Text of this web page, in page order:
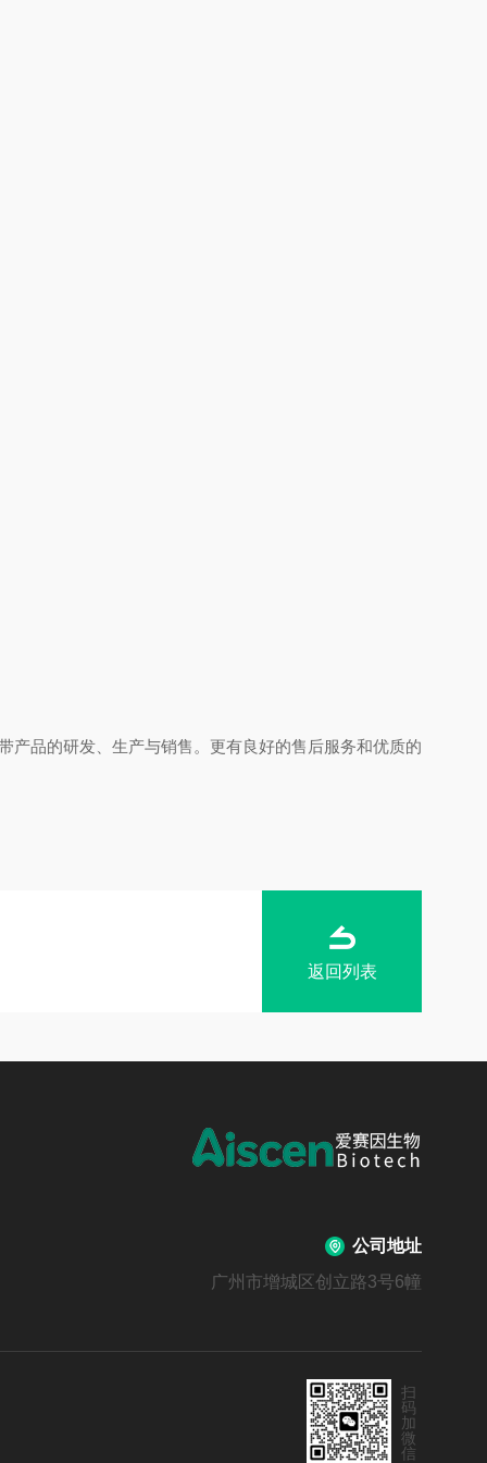
产品的研发、生产与销售。更有良好的售后服务和优质的
返回列表
公司地址
广州市增城区创立路3号6幢
扫
码
加
微
信